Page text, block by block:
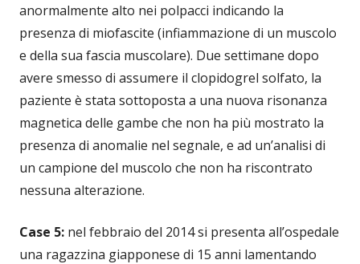
anormalmente alto nei polpacci indicando la
presenza di miofascite (infiammazione di un muscolo
e della sua fascia muscolare). Due settimane dopo
avere smesso di assumere il clopidogrel solfato, la
paziente è stata sottoposta a una nuova risonanza
magnetica delle gambe che non ha più mostrato la
presenza di anomalie nel segnale, e ad un’analisi di
un campione del muscolo che non ha riscontrato
nessuna alterazione.
Case 5: nel febbraio del 2014 si presenta all’ospedale
una ragazzina giapponese di 15 anni lamentando